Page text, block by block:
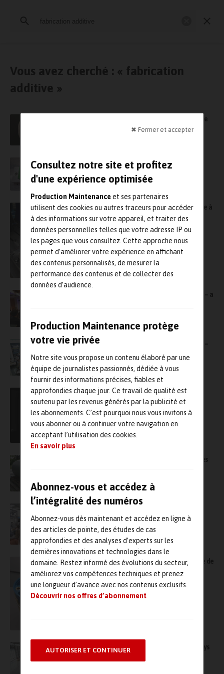
✖ Fermer et accepter
Consultez notre site et profitez
d'une expérience optimisée
Production Maintenanceet ses partenaires
utilisent des cookies ou autres traceurs pour accéder
à des informations sur votre appareil, et traiter des
données personnelles telles que votre adresse IP ou
les pages que vous consultez. Cette approche nous
permet d’améliorer votre expérience en affichant
des contenus personnalisés, de mesurer la
performance des contenus et de collecter des
données d’audience.
Production Maintenance protège
votre vie privée
Notre site vous propose un contenu élaboré par une
équipe de journalistes passionnés, dédiée à vous
fournir des informations précises, fiables et
approfondies chaque jour. Ce travail de qualité est
soutenu par les revenus générés par la publicité et
les abonnements. C’est pourquoi nous vous invitons à
vous abonner ou à continuer votre navigation en
acceptant l’utilisation des cookies.
En savoir plus
Abonnez-vous et accédez à
l’intégralité des numéros
Abonnez-vous dès maintenant et accédez en ligne à
des articles de pointe, des études de cas
approfondies et des analyses d’experts sur les
dernières innovations et technologies dans le
domaine. Restez informé des évolutions du secteur,
améliorez vos compétences techniques et prenez
une longueur d’avance avec nos contenus exclusifs.
Découvrir nos offres d’abonnement
AUTORISER ET CONTINUER
Vous avez cherché : « fabrication
additive »
Fabrication additive : Ocyan s’associe à Spare
Parts 3D pour accélérer son adoption de
Pourquoi Schneider Electric fait de la
fabrication additive un fer de lance
Additive4Rail, un projet de R&D pour produire à
la carte des pièces en FA pour le ferroviaire
Le 2MF – Mediterranean Maintenance Forum – a
Le 2MF – Mediterranean Maintenance Forum –
MCO aéronautique : Vistory et Cosmyx
titulaires d’un nouveau marché de la DMAé
Équipements sous pression : le Latep fête ses
Industrie 4.0 veut reconquérir les jeunes
Armor veut mettre l’impression 3D au service de
la maintenance ferroviaire
Impression 3D pour la maintenance : Stratasys